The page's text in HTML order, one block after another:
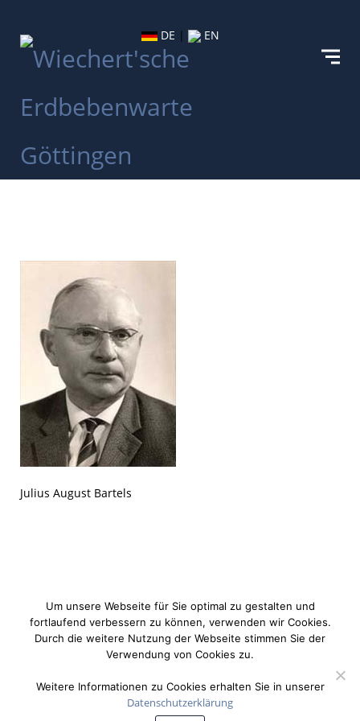
DE | EN
Julius August Bartels
Um unsere Webseite für Sie optimal zu gestalten und
fortlaufend verbessern zu können, verwenden wir Cookies.
Durch die weitere Nutzung der Webseite stimmen Sie der
Verwendung von Cookies zu.
Weitere Informationen zu Cookies erhalten Sie in unserer
Datenschutzerklärung